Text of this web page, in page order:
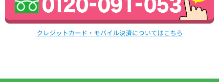
クレジットカード・モバイル決済についてはこちら